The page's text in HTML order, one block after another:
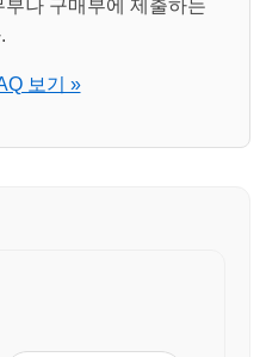
나 구매부에 제출하는
보기 »